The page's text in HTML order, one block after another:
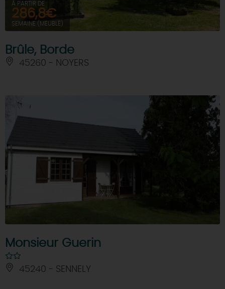
À PARTIR DE
286,8€
SEMAINE (MEUBLÉ)
Brûle, Borde
45260 - NOYERS
Monsieur Guerin
45240 - SENNELY